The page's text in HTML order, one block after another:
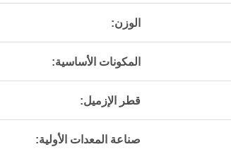
الوزن:
المكونات الأساسية:
قطر الإزميل:
صناعة المعدات الأولية: